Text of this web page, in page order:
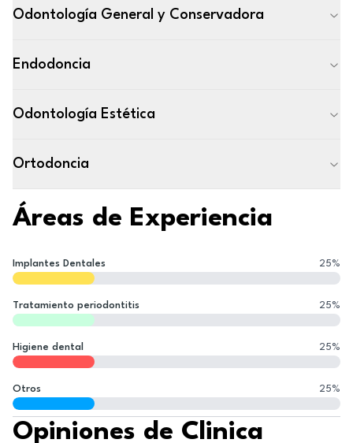
Odontología General y Conservadora
Endodoncia
Odontología Estética
Ortodoncia
Áreas de Experiencia
Implantes Dentales 25%
Tratamiento periodontitis 25%
Higiene dental 25%
Otros 25%
Opiniones de Clinica